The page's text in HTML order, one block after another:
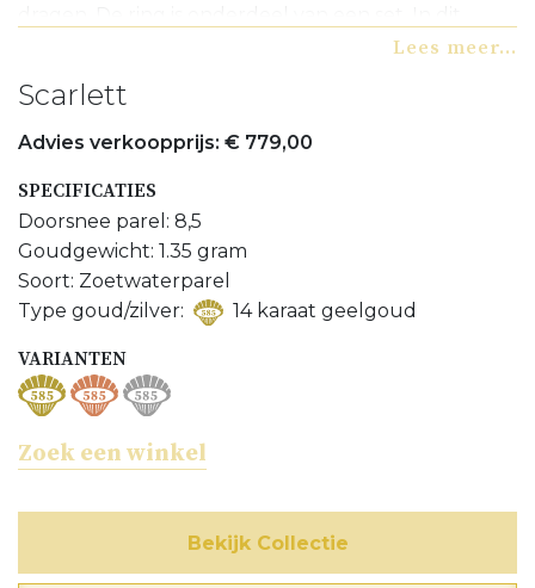
model zijn ook oorknopjes en een hanger
Informeer naar de mogelijkheden bij uw juwelier of
neem contact met ons op.
Bijpassend hanger bekijken
Bijpassend oorbellen bekijken
Meer Ringen bekijken
Meer Zoetwaterparel sieraden bekijken
Lees meer...
Scarlett
Advies verkoopprijs: € 779,00
SPECIFICATIES
Doorsnee parel: 8,5
Goudgewicht: 1.35 gram
Soort: Zoetwaterparel
Type goud/zilver:
14 karaat geelgoud
VARIANTEN
Zoek een winkel
Bekijk Collectie